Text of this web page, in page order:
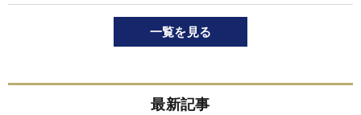
一覧を見る
最新記事